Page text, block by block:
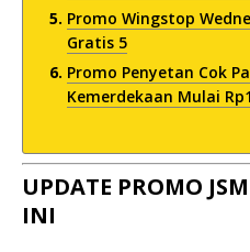
Promo Wingstop
Gratis 5
Promo Penyetan Cok
Kemerdekaan Mulai
UPDATE PROMO
INI